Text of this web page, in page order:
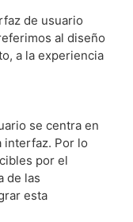
de usuario
al diseño
a la experiencia
se centra en
interfaz. Por lo
por el
de las
esta